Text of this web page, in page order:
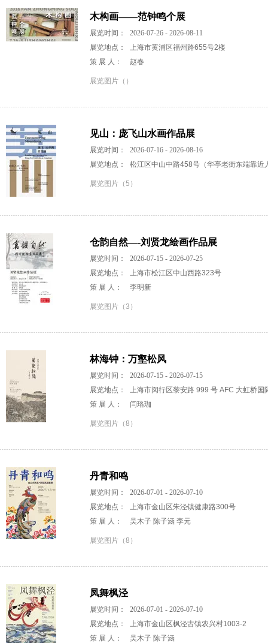
木构画——范钟鸣个展
展览时间：
2026-07-26 - 2026-08-11
展览地点：
上海市黄浦区福州路655号2楼
策 展 人：
赵春
展览图片（）
见山：庞飞山水画作品展
展览时间：
2026-07-16 - 2026-08-16
展览地点：
松江区中山中路458号（华亭老街东端靠近
展览图片（5）
仓韵自然—-刘贤龙绘画作品展
展览时间：
2026-07-15 - 2026-07-25
展览地点：
上海市松江区中山西路323号
策 展 人：
李明新
展览图片（3）
林海钟：万壑松风
展览时间：
2026-07-15 - 2026-07-15
展览地点：
上海市闵行区黎安路 999 号 AFC 大虹桥国
策 展 人：
闫珞珈
展览图片（8）
丹青和鸣
展览时间：
2026-07-01 - 2026-07-10
展览地点：
上海市金山区朱泾镇健康路300号
策 展 人：
吴木子 陈子涵 李元
展览图片（8）
凤舞枫泾
展览时间：
2026-07-01 - 2026-07-10
展览地点：
上海市金山区枫泾古镇农兴村1003-2
策 展 人：
吴木子 陈子涵